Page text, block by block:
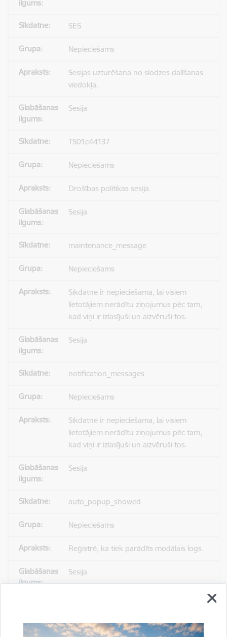
SES
Nepieciešams
Sesijas uzturēšana no slodzes dalīšanas
viedokļa.
Sesija
TS01c44137
Nepieciešams
Drošības politikas sesija.
Sesija
maintenance_message
Nepieciešams
Sīkdatne ir nepieciešama, lai visiem
lietotājiem nerādītu ziņojumus pēc tam,
kad viņi ir izlasījuši un aizvēruši tos.
Sesija
notification_messages
Nepieciešams
Sīkdatne ir nepieciešama, lai visiem
lietotājiem nerādītu ziņojumus pēc tam,
kad viņi ir izlasījuši un aizvēruši tos.
Sesija
auto_popup_showed
Nepieciešams
Reģistrē, ka tiek parādīts modālais logs.
Sesija
Statistikas sīkdatnes (nepieciešamas, lai